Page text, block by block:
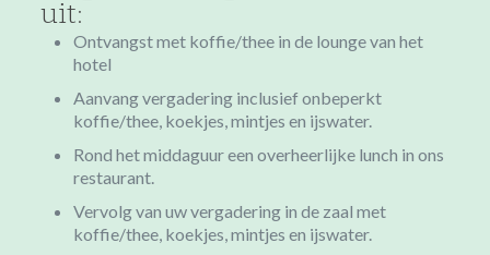
uit:
Ontvangst met koffie/thee in de lounge van het
hotel
Aanvang vergadering inclusief onbeperkt
koffie/thee, koekjes, mintjes en ijswater.
Rond het middaguur een overheerlijke lunch in ons
restaurant.
Vervolg van uw vergadering in de zaal met
koffie/thee, koekjes, mintjes en ijswater.